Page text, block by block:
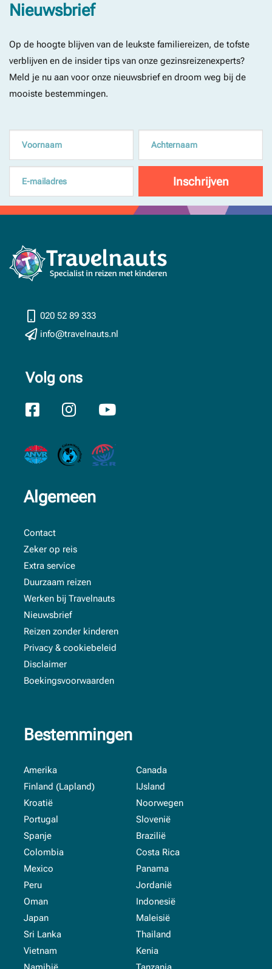
Nieuwsbrief
Op de hoogte blijven van de leukste familiereizen, de tofste
verblijven en de insider tips van onze gezinsreizenexperts?
Meld je nu aan voor onze nieuwsbrief en droom weg bij de
mooiste bestemmingen.
020 52 89 333
info@travelnauts.nl
Volg ons
Algemeen
Contact
Zeker op reis
Extra service
Duurzaam reizen
Werken bij Travelnauts
Nieuwsbrief
Reizen zonder kinderen
Privacy & cookiebeleid
Disclaimer
Boekingsvoorwaarden
Bestemmingen
Amerika
Canada
Finland (Lapland)
IJsland
Kroatië
Noorwegen
Portugal
Slovenië
Spanje
Brazilië
Colombia
Costa Rica
Mexico
Panama
Peru
Jordanië
Oman
Indonesië
Japan
Maleisië
Sri Lanka
Thailand
Vietnam
Kenia